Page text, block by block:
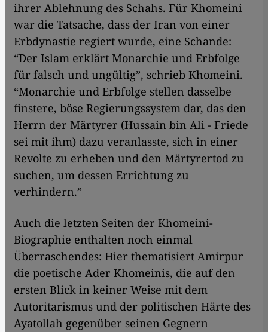
ihrer Ablehnung des Schahs. Für Khomeini
war die Tatsache, dass der Iran von einer
Erbdynastie regiert wurde, eine Schande:
“Der Islam erklärt Monarchie und Erbfolge
für falsch und ungültig”, schrieb Khomeini.
“Monarchie und Erbfolge stellen dasselbe
finstere, böse Regierungssystem dar, das den
Herrn der Märtyrer (Hussain bin Ali - Friede
sei mit ihm) dazu veranlasste, sich in einer
Revolte zu erheben und den Märtyrertod zu
suchen, um dessen Errichtung zu
verhindern.”
Auch die letzten Seiten der Khomeini-
Biographie enthalten noch einmal
Überraschendes: Hier thematisiert Amirpur
die poetische Ader Khomeinis, die auf den
ersten Blick in keiner Weise mit dem
Autoritarismus und der politischen Härte des
Ayatollah gegenüber seinen Gegnern